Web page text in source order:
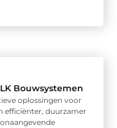
Bouwsystemen
oplossingen voor
efficiënter, duurzamer